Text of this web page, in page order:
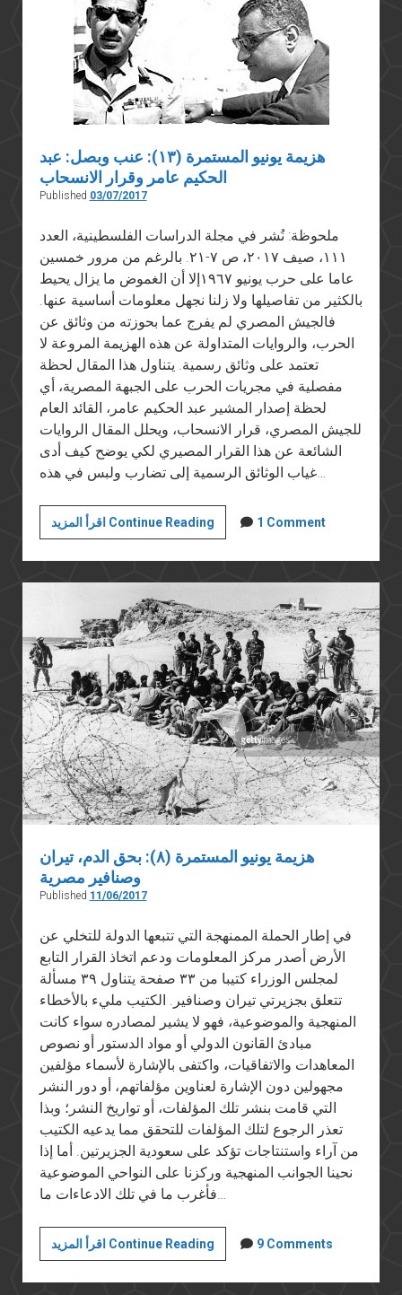
الجيش
المصري
حزيران
١٩٦٧
هزيمة يونيو المستمرة (١٣): عنب وبصل: عبد
الحكيم عامر وقرار الانسحاب
Published 03/07/2017
ملحوظة: نُشر في مجلة الدراسات الفلسطينية، العدد
١١١، صيف ٢٠١٧، ص ٧-٢١. بالرغم من مرور خمسين
عاما على حرب يونيو ١٩٦٧إلا أن الغموض ما يزال يحيط
بالكثير من تفاصيلها ولا زلنا نجهل معلومات أساسية عنها.
فالجيش المصري لم يفرج عما بحوزته من وثائق عن
الحرب، والروايات المتداولة عن هذه الهزيمة المروعة لا
تعتمد على وثائق رسمية. يتناول هذا المقال لحظة
مفصلية في مجريات الحرب على الجبهة المصرية، أي
لحظة إصدار المشير عبد الحكيم عامر، القائد العام
للجيش المصري، قرار الانسحاب، ويحلل المقال الروايات
الشائعة عن هذا القرار المصيري لكي يوضح كيف أدى
غياب الوثائق الرسمية إلى تضارب ولبس في هذه…
اقرأ المزيد Continue Readingهزيمة
يونيو
المستمرة
(١٣):
عنب
وبصل:
عبد
الحكيم
عامر
وقرار
الانسحاب
1 Comment
هزيمة يونيو المستمرة (٨): بحق الدم، تيران
وصنافير مصرية
Published 11/06/2017
في إطار الحملة الممنهجة التي تتبعها الدولة للتخلي عن
الأرض أصدر مركز المعلومات ودعم اتخاذ القرار التابع
لمجلس الوزراء كتيبا من ٣٣ صفحة يتناول ٣٩ مسألة
تتعلق بجزيرتي تيران وصنافير. الكتيب مليء بالأخطاء
المنهجية والموضوعية، فهو لا يشير لمصادره سواء كانت
مبادئ القانون الدولي أو مواد الدستور أو نصوص
المعاهدات والاتفاقيات، واكتفى بالإشارة لأسماء مؤلفين
مجهولين دون الإشارة لعناوين مؤلفاتهم، أو دور النشر
التي قامت بنشر تلك المؤلفات، أو تواريخ النشر؛ وبذا
تعذر الرجوع لتلك المؤلفات للتحقق مما يدعيه الكتيب
من آراء واستنتاجات تؤكد على سعودية الجزيرتين. أما إذا
نحينا الجوانب المنهجية وركزنا على النواحي الموضوعية
فأغرب ما في تلك الادعاءات ما…
اقرأ المزيد Continue Readingهزيمة
يونيو
المستمرة
9 Comments